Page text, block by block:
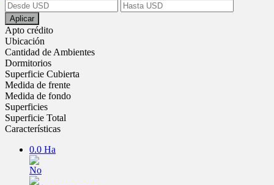
Aplicar
Apto crédito
Ubicación
Cantidad de Ambientes
Dormitorios
Superficie Cubierta
Medida de frente
Medida de fondo
Superficies
Superficie Total
Características
0.0 Ha
No